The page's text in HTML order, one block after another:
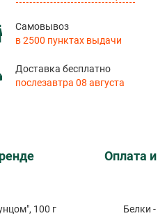
Самовывоз
в 2500 пунктах выдачи
Доставка бесплатно
послезавтра 08 августа
Оплата
100 г Белки -